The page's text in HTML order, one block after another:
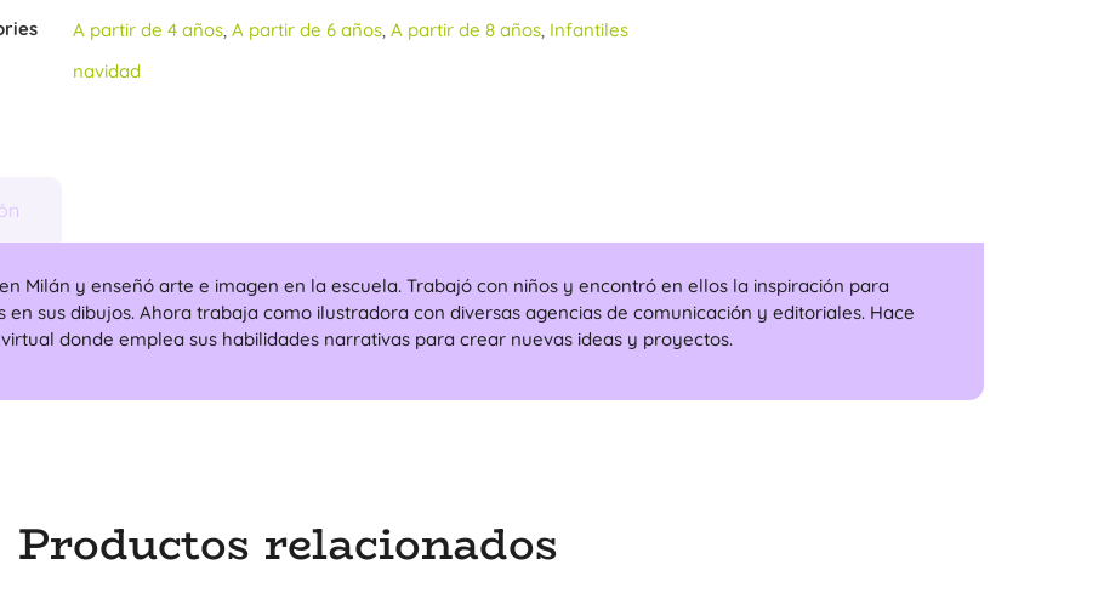
A partir de 4 años, A partir de 6 años, A partir de 8 años, Infantiles
navidad
Milán y enseñó arte e imagen en la escuela. Trabajó con niños y encontró en ellos la inspiración para
sus dibujos. Ahora trabaja como ilustradora con diversas agencias de comunicación y editoriales. Hace
donde emplea sus habilidades narrativas para crear nuevas ideas y proyectos.
Productos relacionados